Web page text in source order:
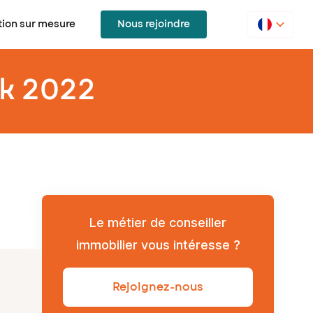
Nous rejoindre
sur mesure
2022
Le métier de conseiller
immobilier vous intéresse ?
Rejoignez-nous